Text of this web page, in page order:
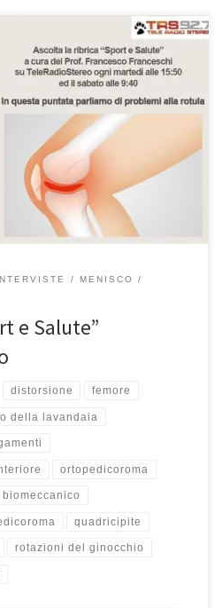
– TeleRadioStereo 92,7 In questa
e Salute”, in onda su
alle 15:50 ed il sabato alle
comune a quasi tutti gli
puntata qui La […]
MENISCO
e Salute”
distorsione femore
della lavandaia
ortopedicoroma
quadricipite
rotazioni del ginocchio